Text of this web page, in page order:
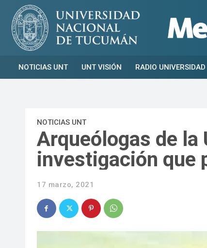
NOTICIAS UNT UNT VISIÓN RADIO UNIVERSIDAD
NOTICIAS UNT
Arqueólogas de la
investigación que
17 marzo, 2021